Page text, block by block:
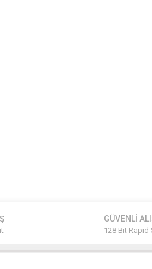
GÜVENLİ
128 Bit Rapid